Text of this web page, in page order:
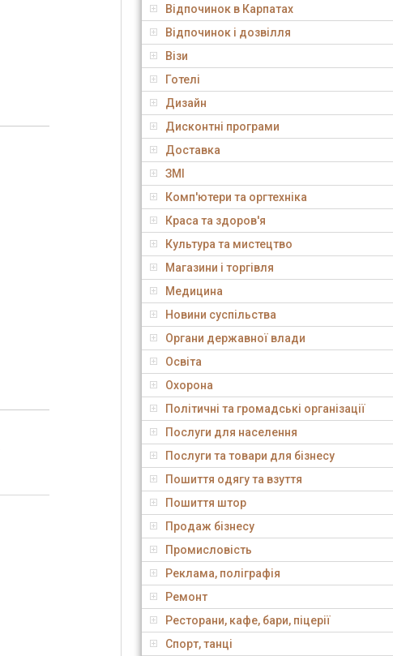
Відпочинок в Карпатах
Відпочинок і дозвілля
Візи
Готелі
Дизайн
Дисконтні програми
Доставка
ЗМІ
Комп'ютери та оргтехніка
Краса та здоров'я
Культура та мистецтво
Магазини і торгівля
Медицина
Новини суспільства
Органи державної влади
Освіта
Охорона
Політичні та громадські організації
Послуги для населення
Послуги та товари для бізнесу
Пошиття одягу та взуття
Пошиття штор
Продаж бізнесу
Промисловість
Реклама, поліграфія
Ремонт
Ресторани, кафе, бари, піцерії
Спорт, танці